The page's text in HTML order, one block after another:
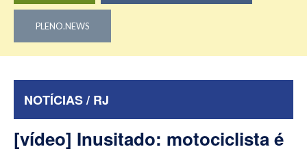
PLENO.NEWS
NOTÍCIAS / RJ
[vídeo] Inusitado: motociclista é